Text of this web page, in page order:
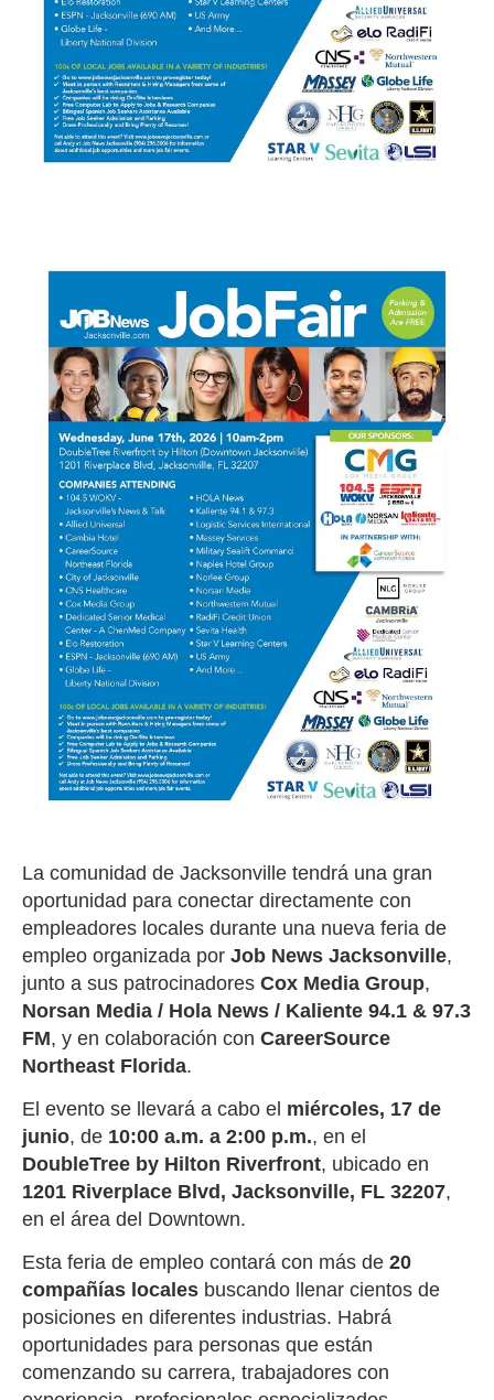
La comunidad de Jacksonville tendrá una gran
oportunidad para conectar directamente con
empleadores locales durante una nueva feria de
empleo organizada por Job News Jacksonville,
junto a sus patrocinadores Cox Media Group,
Norsan Media / Hola News / Kaliente 94.1 & 97.3
FM, y en colaboración con CareerSource
Northeast Florida.
El evento se llevará a cabo el miércoles, 17 de
junio, de 10:00 a.m. a 2:00 p.m., en el
DoubleTree by Hilton Riverfront, ubicado en
1201 Riverplace Blvd, Jacksonville, FL 32207,
en el área del Downtown.
Esta feria de empleo contará con más de 20
compañías locales buscando llenar cientos de
posiciones en diferentes industrias. Habrá
oportunidades para personas que están
comenzando su carrera, trabajadores con